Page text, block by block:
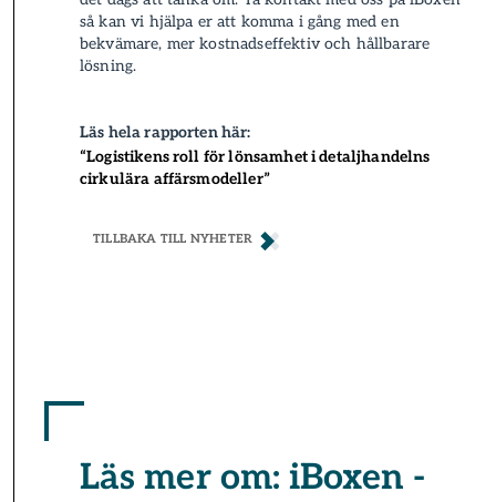
så kan vi hjälpa er att komma i gång med en
bekvämare, mer kostnadseffektiv och hållbarare
lösning.
Läs hela rapporten här:
“Logistikens roll för lönsamhet i detaljhandelns
cirkulära affärsmodeller”
TILLBAKA TILL NYHETER
Läs mer om: iBoxen -